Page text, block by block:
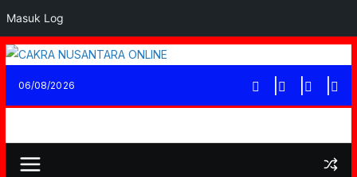
Masuk Log
Skip
content
06/08/2026